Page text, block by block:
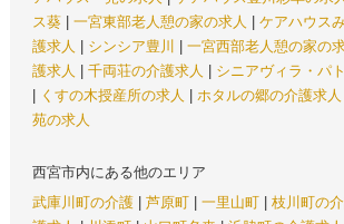
ス葵
一宮東部老人憩の家の求人 ケアハウス
護求人
シンシア豊川 一宮西部老人憩の家の
護求人
千両荘の介護求人 シニアヴィラ・パ
くすの木授産所の求人 ホタルの郷の介護求人
苑の求人
西宮市内にある他のエリア
武庫川町の介護
芦原町 一里山町 枝川町の